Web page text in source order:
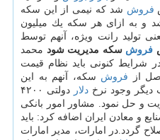
فروش شد كه نیمی از این سكه
خریداری شد و به ازای هر سكه یك میلیون
تولید رانت ویژه، آنهم توسط
فروش سكه مدیریت شود محمد
شرایط كنونی باید نظام قیمت
از فروش سكه، آنهم به این
دیگر وجود نرخدلار
دولتی ۴۲۰۰
را بتوان مدیریت و حل نمود. مشاور امور بانكی
و معادن ایران اضافه كرد: باید
گردد.در امارات، مدیر امارات